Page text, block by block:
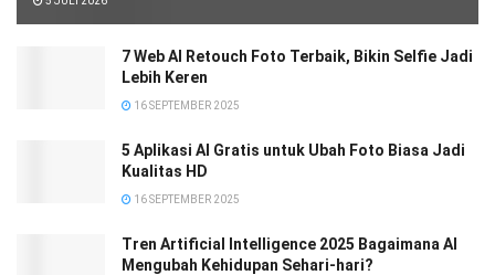
7 Web AI Retouch Foto Terbaik, Bikin Selfie Jadi
Lebih Keren
16 SEPTEMBER 2025
5 Aplikasi AI Gratis untuk Ubah Foto Biasa Jadi
Kualitas HD
16 SEPTEMBER 2025
Tren Artificial Intelligence 2025 Bagaimana AI
Mengubah Kehidupan Sehari-hari?